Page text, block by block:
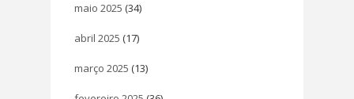
maio 2025 (34)
abril 2025 (17)
março 2025 (13)